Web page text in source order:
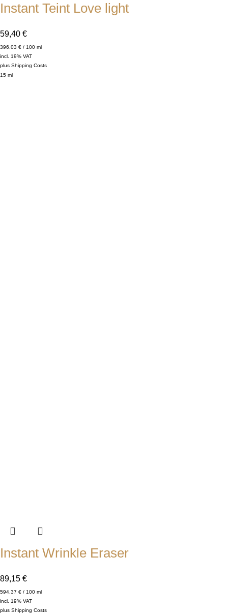
Instant Teint Love light
59,40 €
396,03 € / 100 ml
incl. 19% VAT
plus Shipping Costs
15 ml
Instant Wrinkle Eraser
89,15 €
594,37 € / 100 ml
incl. 19% VAT
plus Shipping Costs